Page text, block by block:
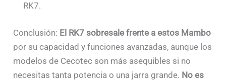
RK7.
Conclusión: El RK7 sobresale frente a estos Mambo
por su capacidad y funciones avanzadas, aunque los
modelos de Cecotec son más asequibles si no
necesitas tanta potencia o una jarra grande. No es